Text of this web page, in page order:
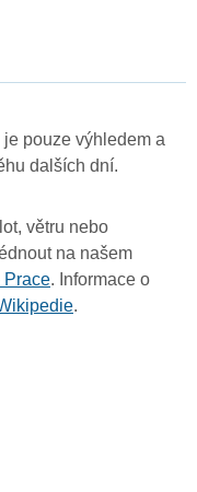
pouze výhledem a
dalších dní.
větru nebo
na našem
Prace. Informace o
.